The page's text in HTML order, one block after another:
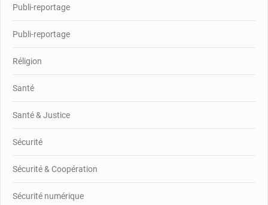
Publi-reportage
Publi-reportage
Réligion
Santé
Santé & Justice
Sécurité
Sécurité & Coopération
Sécurité numérique